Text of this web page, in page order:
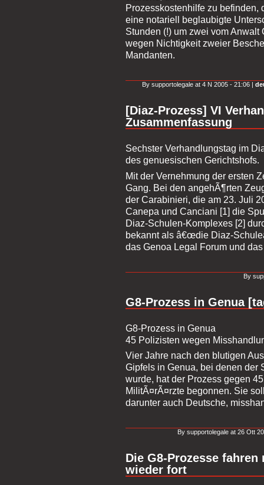
Prozesskostenhilfe zu
eine notariell beglaubigte
Stunden (!) um zwei vom
wegen Nichtigkeit zweier
Mandanten.
By supportolegale at 4 N 2005 - 21:06 |
[Diaz-Prozess] VI
Zusammenfassung
Sechster Verhandlungstag im
des genuesischen Gerichtshofs.
Mit der Vernehmung der ersten
Gang. Bei den angehÃ¶rten
der Carabinieri, die am 23. Juli
Canepa und Canciani [1] die
Diaz-Schulen-Komplexes [2]
bekannt als â€œdie Diaz-
das Genoa Legal Forum und
By
G8-Prozess in Genua
G8-Prozess in Genua
45 Polizisten wegen
Vier Jahre nach den blutigen
Gipfels in Genua, bei denen der
wurde, hat der Prozess gegen
MilitÃ¤rÃ¤rzte begonnen. Sie
darunter auch Deutsche,
By supportolegale at 26 Ott
Die G8-Prozesse
wieder fort